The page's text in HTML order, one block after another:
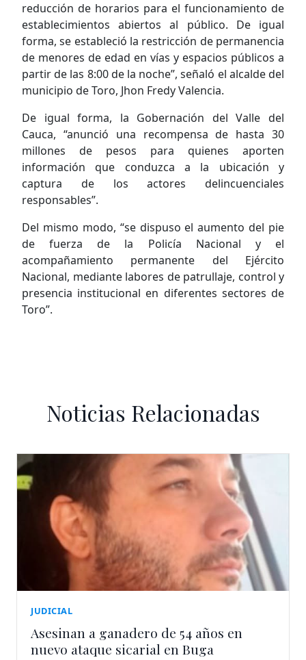
reducción de horarios para el funcionamiento de
establecimientos abiertos al público. De igual
forma, se estableció la restricción de permanencia
de menores de edad en vías y espacios públicos a
partir de las 8:00 de la noche”, señaló el alcalde del
municipio de Toro, Jhon Fredy Valencia.
De igual forma, la Gobernación del Valle del
Cauca, “anunció una recompensa de hasta 30
millones de pesos para quienes aporten
información que conduzca a la ubicación y
captura de los actores delincuenciales
responsables”.
Del mismo modo, “se dispuso el aumento del pie
de fuerza de la Policía Nacional y el
acompañamiento permanente del Ejército
Nacional, mediante labores de patrullaje, control y
presencia institucional en diferentes sectores de
Toro”.
Noticias Relacionadas
JUDICIAL
Asesinan a ganadero de 54 años en
nuevo ataque sicarial en Buga